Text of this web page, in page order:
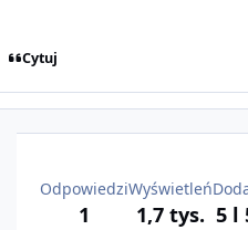
Cytuj
Odpowiedzi
1
Wyświetleń
1,7 tys. 5 l